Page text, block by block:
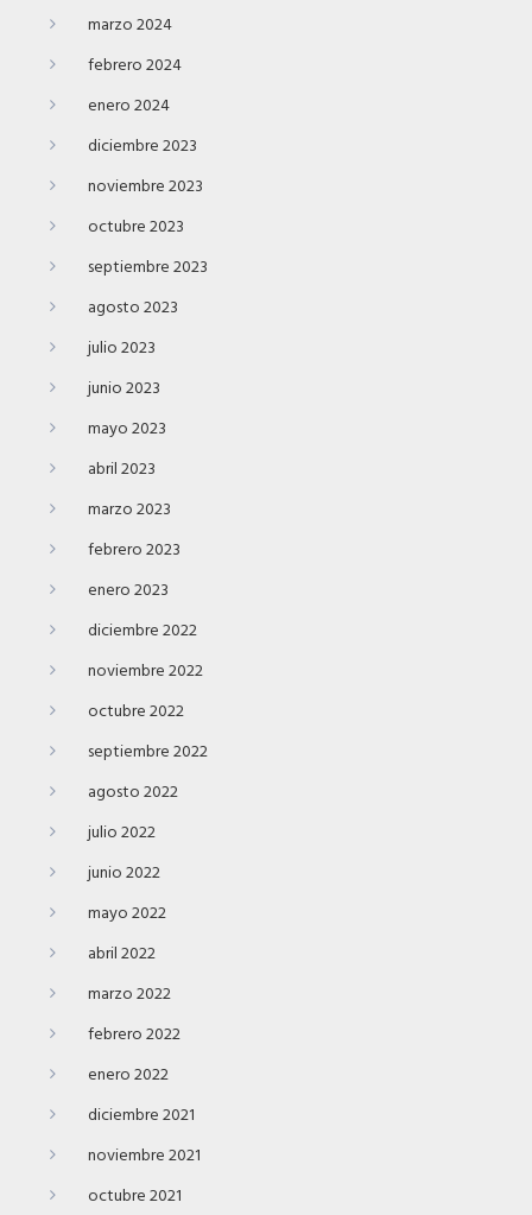
marzo 2024
febrero 2024
enero 2024
diciembre 2023
noviembre 2023
octubre 2023
septiembre 2023
agosto 2023
julio 2023
junio 2023
mayo 2023
abril 2023
marzo 2023
febrero 2023
enero 2023
diciembre 2022
noviembre 2022
octubre 2022
septiembre 2022
agosto 2022
julio 2022
junio 2022
mayo 2022
abril 2022
marzo 2022
febrero 2022
enero 2022
diciembre 2021
noviembre 2021
octubre 2021